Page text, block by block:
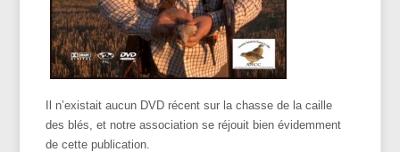
Il n’existait aucun DVD récent sur la chasse de la caille
des blés, et notre association se réjouit bien évidemment
de cette publication.